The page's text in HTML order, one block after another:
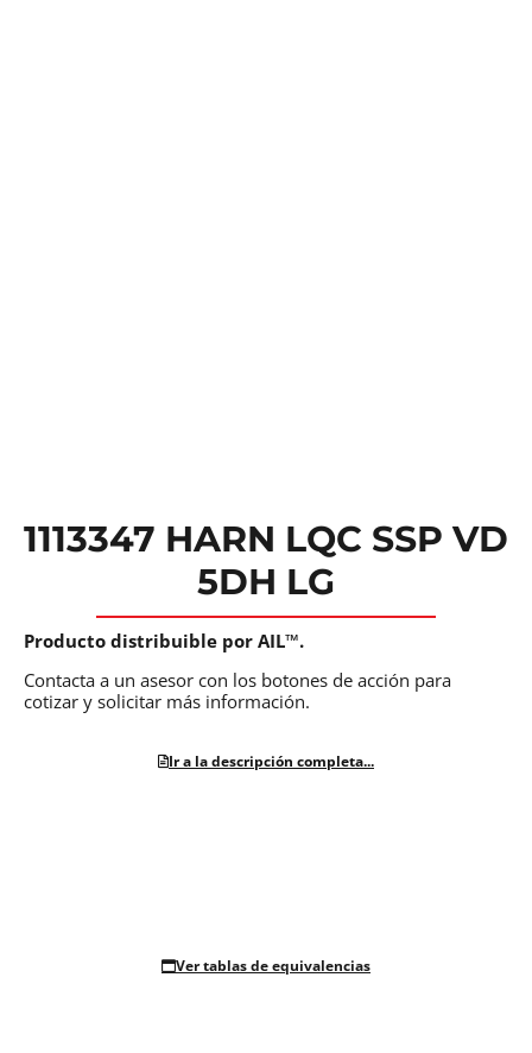
1113347 HARN LQC SSP VD
5DH LG
Producto distribuible por AIL™.
Contacta a un asesor con los botones de acción para
cotizar y solicitar más información.
Ir a la descripción completa...
Ver tablas de equivalencias